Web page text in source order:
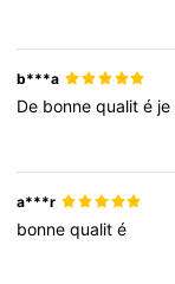
b***a
De bonnequalité je
a***r
bonnequalité